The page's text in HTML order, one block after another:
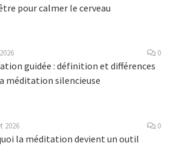
pour calmer le cerveau
0
guidée : définition et différences
méditation silencieuse
2026 0
la méditation devient un outil